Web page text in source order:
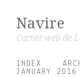
Navire
Carnet web de
INDEX
JANUARY 2016